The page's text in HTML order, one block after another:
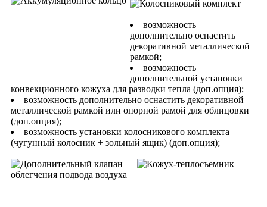
возможность
дополнительно оснастить
декоративной металлической
рамкой;
возможность
дополнительной установки
конвекционного кожуха для разводки тепла (доп.опция);
возможность дополнительно оснастить декоративной
металлической рамкой или опорной рамой для облицовки
(доп.опция);
возможность установки колосникового комплекта
(чугунный колосник + зольный ящик) (доп.опция);